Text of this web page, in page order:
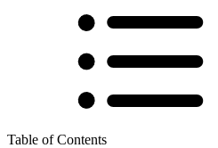
Table of Contents